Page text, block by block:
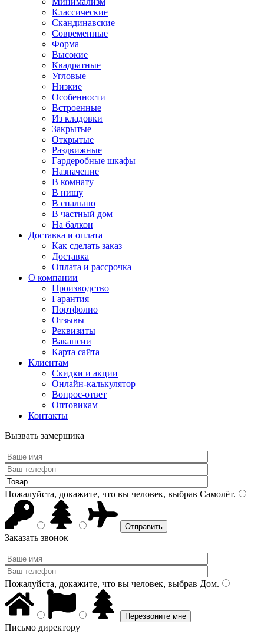
Классические
Скандинавские
Современные
Форма
Высокие
Квадратные
Угловые
Низкие
Особенности
Встроенные
Из кладовки
Закрытые
Открытые
Раздвижные
Гардеробные шкафы
Назначение
В комнату
В нишу
В спальню
В частный дом
На балкон
Доставка и оплата
Как сделать заказ
Доставка
Оплата и рассрочка
О компании
Производство
Гарантия
Портфолио
Отзывы
Реквизиты
Вакансии
Карта сайта
Клиентам
Скидки и акции
Онлайн-калькулятор
Вопрос-ответ
Оптовикам
Контакты
Вызвать замерщика
Пожалуйста, докажите, что вы человек, выбрав Самолёт.
Заказать звонок
Пожалуйста, докажите, что вы человек, выбрав Дом.
Письмо директору